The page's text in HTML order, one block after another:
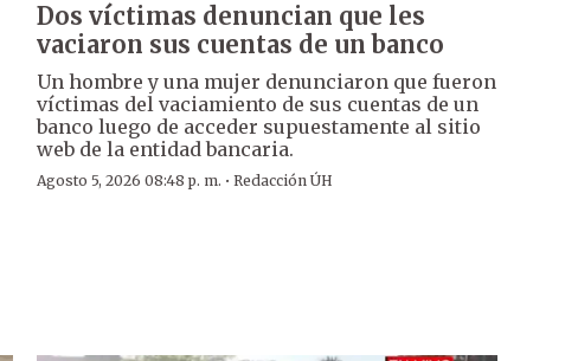
Dos víctimas denuncian que les
vaciaron sus cuentas de un banco
Un hombre y una mujer denunciaron que fueron
víctimas del vaciamiento de sus cuentas de un
banco luego de acceder supuestamente al sitio
web de la entidad bancaria.
Agosto 5, 2026 08:48 p. m. · Redacción ÚH